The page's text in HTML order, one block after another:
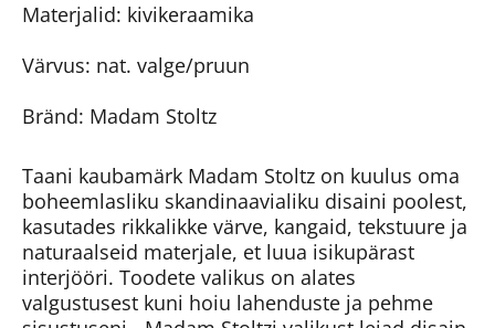
Materjalid: kivikeraamika
Värvus: nat. valge/pruun
Bränd: Madam Stoltz
Taani kaubamärk Madam Stoltz on kuulus oma
boheemlasliku skandinaavialiku disaini poolest,
kasutades rikkalikke värve, kangaid, tekstuure ja
naturaalseid materjale, et luua isikupärast
interjööri. Toodete valikus on alates
valgustusest kuni hoiu lahenduste ja pehme